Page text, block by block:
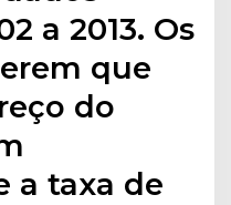
a 2013. Os
que
do
a taxa de